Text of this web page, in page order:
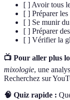
[ ] Avoir tous
[ ] Préparer les
[ ] Se munir du
[ ] Préparer
[ ] Vérifier la
📺 Pour aller plus
mixologie, une
Recherchez sur
🧠 Quiz rapide :